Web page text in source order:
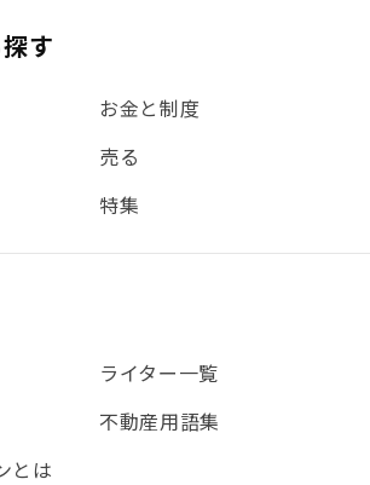
ナ #ETF #固定資産税
#贈与税 #災害に備える
#リノシーチャンネル
ポ
ナー #渋谷
#ふるさと納税
ドファンディング #JR京浜東北線
#目黒
す
お金と制度
売る
特集
ライター一覧
不動産用語集
とは